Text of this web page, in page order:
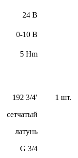
24 В
0-10 В
5 Hm
192 3/4′ 1 шт.
сетчатый
латунь
G 3/4